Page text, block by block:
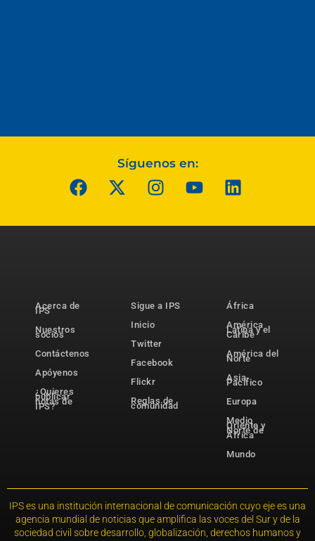
Síguenos en:
Acerca de
IPS
Nuestros
socios
Contáctenos
Apóyenos
¿Quieres
publicar
notas de
IPS?
Sigue a IPS
Inicio
Twitter
Facebook
Flickr
Reglas de
comunidad
África
América
Latina y el
Caribe
América del
Norte
Asia-
Pacífico
Europa
Medio
Oriente y
Norte de
África
Mundo
IPS es una institución internacional de comunicación cuyo eje es una
agencia mundial de noticias que amplifica las voces del Sur y de la
sociedad civil sobre desarrollo, globalización, derechos humanos y